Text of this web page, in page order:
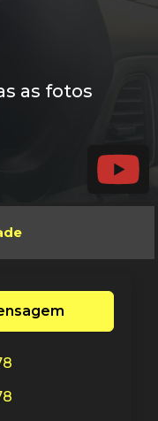
as fotos